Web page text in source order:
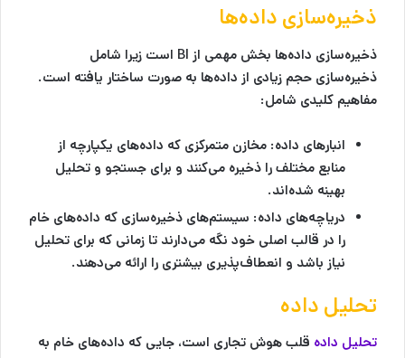
ذخیره‌سازی داده‌ها
ذخیره‌سازی داده‌ها بخش مهمی از BI است زیرا شامل
ذخیره‌سازی حجم زیادی از داده‌ها به صورت ساختار یافته است.
مفاهیم کلیدی شامل:
انبارهای داده: مخازن متمرکزی که داده‌های یکپارچه از
منابع مختلف را ذخیره می‌کنند و برای جستجو و تحلیل
بهینه شده‌اند.
دریاچه‌های داده: سیستم‌های ذخیره‌سازی که داده‌های خام
را در قالب اصلی خود نگه می‌دارند تا زمانی که برای تحلیل
نیاز باشد و انعطاف‌پذیری بیشتری را ارائه می‌دهند.
تحلیل داده
تحلیل داده قلب هوش تجاری است، جایی که داده‌های خام به